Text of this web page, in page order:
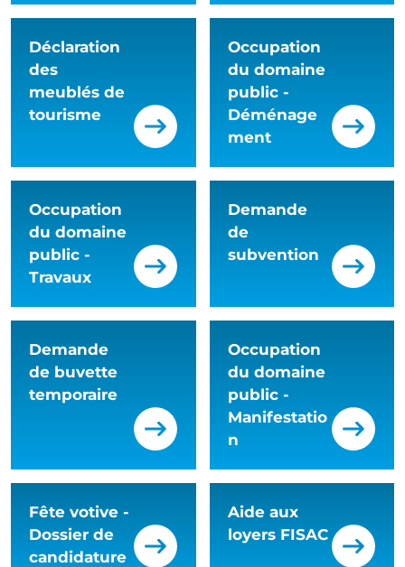
Déclaration
des
meublés de
tourisme
Occupation
du domaine
public -
Déménage
ment
Occupation
du domaine
public -
Travaux
Demande
de
subvention
Demande
de buvette
temporaire
Occupation
du domaine
public -
Manifestatio
n
Fête votive -
Dossier de
candidature
Aide aux
loyers FISAC